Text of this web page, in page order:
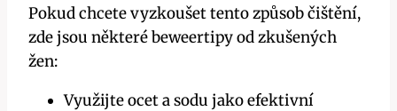
Pokud chcete vyzkoušet tento způsob čištění,
zde jsou některé beweertipy od zkušených
žen:
Využijte ocet a sodu jako efektivní